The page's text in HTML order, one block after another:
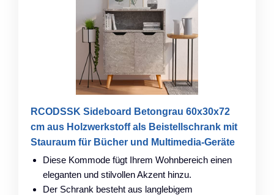
RCODSSK Sideboard Betongrau 60x30x72
cm aus Holzwerkstoff als Beistellschrank mit
Stauraum für Bücher und Multimedia-Geräte
Diese Kommode fügt Ihrem Wohnbereich einen
eleganten und stilvollen Akzent hinzu.
Der Schrank besteht aus langlebigem